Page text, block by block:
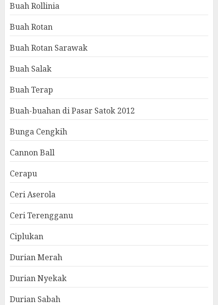
Buah Rollinia
Buah Rotan
Buah Rotan Sarawak
Buah Salak
Buah Terap
Buah-buahan di Pasar Satok 2012
Bunga Cengkih
Cannon Ball
Cerapu
Ceri Aserola
Ceri Terengganu
Ciplukan
Durian Merah
Durian Nyekak
Durian Sabah